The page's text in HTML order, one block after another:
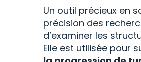
Un outil précieux en
précision des
d’examiner les
Elle est utilisée pour